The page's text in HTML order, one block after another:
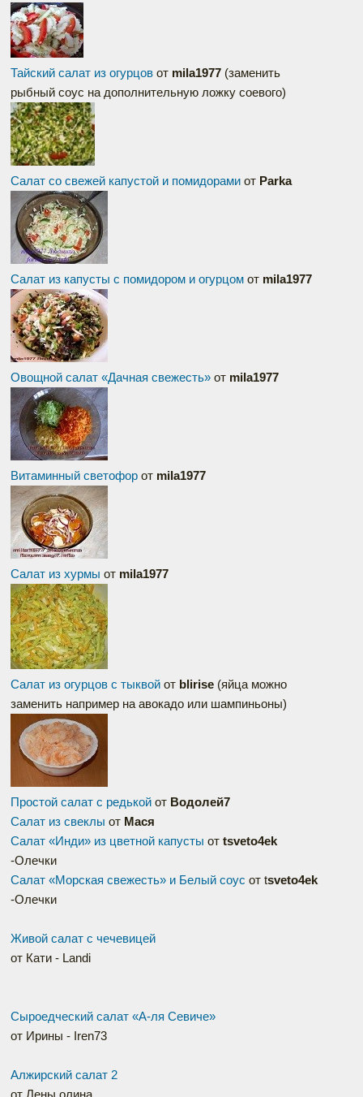
Тайский салат из огурцов от mila1977 (заменить
рыбный соус на дополнительную ложку соевого)
Салат со свежей капустой и помидорами от Parka
Салат из капусты с помидором и огурцом от mila1977
Овощной салат «Дачная свежесть» от mila1977
Витаминный светофор от mila1977
Салат из хурмы от mila1977
Салат из огурцов с тыквой от blirise (яйца можно
заменить например на авокадо или шампиньоны)
Простой салат с редькой от Водолей7
Салат из свеклы от Мася
Салат «Инди» из цветной капусты от tsveto4ek
-Олечки
Салат «Морская свежесть» и Белый соус от tsveto4ek
-Олечки
Живой салат с чечевицей
от Кати - Landi
Сыроедческий салат «А-ля Севиче»
от Ирины - Iren73
Алжирский салат 2
от Лены олина